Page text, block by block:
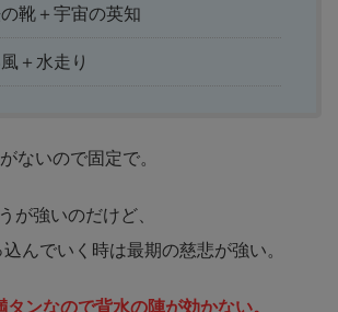
靴＋宇宙の英知
＋水走り
いので固定で。
強いのだけど、
んでいく時は最期の慈悲が強い。
ンなので背水の陣が効かない。